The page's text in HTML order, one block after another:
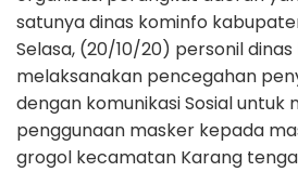
satunya dinas kominfo
Selasa, (20/10/20) personil
melaksanakan pencegahan
dengan komunikasi Sosial untuk
penggunaan masker kepada
grogol kecamatan Karang